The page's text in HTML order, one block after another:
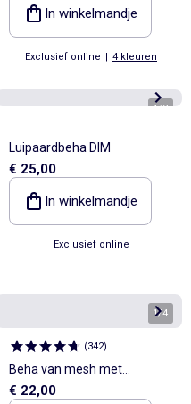
In winkelmandje
Exclusief online | 4 kleuren
1/2
Luipaardbeha DIM
€ 25,00
In winkelmandje
Exclusief online
1/4
(342)
Beha van mesh met
borduursels
€ 22,00